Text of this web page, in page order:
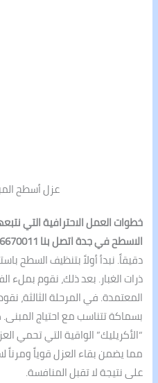
عزل أسطح
خطوات العمل الاحترافية التي
الاسطح في جدة اتصل بنا 0546670011
دقيقاً. نبدأ أولاً بتنظيف السطح
ذرات الغبار. بعد ذلك، نقوم بملء
المعتمدة. في المرحلة الثالثة،
بسماكة تتناسب مع احتياج
“الأكريليك” الواقية التي تحمي
مما يضمن بقاء العزل قوياً ومرناً
على نتيجة لا تقبل المنافسة.